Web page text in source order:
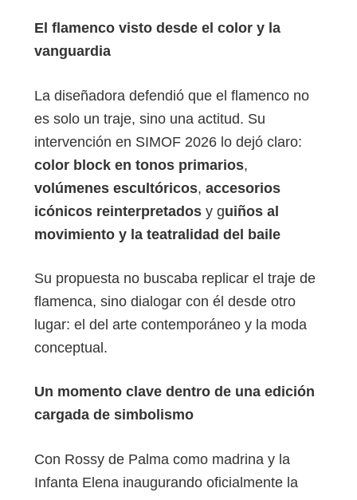
El flamenco visto desde el color y la
vanguardia
La diseñadora defendió que el flamenco no
es solo un traje, sino una actitud. Su
intervención en SIMOF 2026 lo dejó claro:
color block en tonos primarios,
volúmenes escultóricos, accesorios
icónicos reinterpretados y guiños al
movimiento y la teatralidad del baile
Su propuesta no buscaba replicar el traje de
flamenca, sino dialogar con él desde otro
lugar: el del arte contemporáneo y la moda
conceptual.
Un momento clave dentro de una edición
cargada de simbolismo
Con Rossy de Palma como madrina y la
Infanta Elena inaugurando oficialmente la